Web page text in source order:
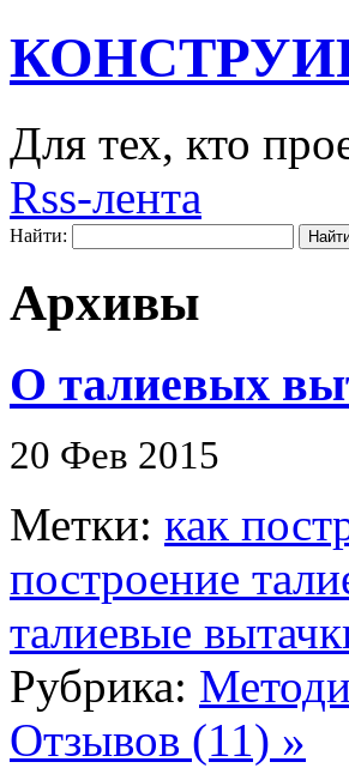
Для тех, кто
Rss-лента
Найти:
Архивы
О талиевых
20 Фев 2015
Метки: как
построение
талиевые
Рубрика:
Отзывов (11) »